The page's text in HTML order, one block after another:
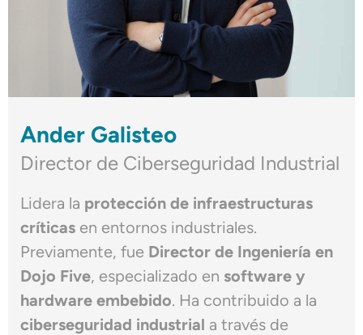
Ander Galisteo
Director de Ciberseguridad Industrial
Lidera la protección de infraestructuras
críticas en entornos industriales.
Previamente, fue Director de Ingeniería en
Dojo Five, especializado en software y
hardware embebido. Ha contribuido a la
ciberseguridad industrial a través de